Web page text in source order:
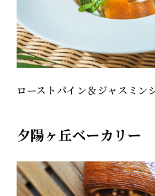
ローストパイン＆ジャスミン
夕陽ヶ丘ベーカリー